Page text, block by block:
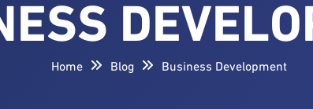
Home Blog Business Development